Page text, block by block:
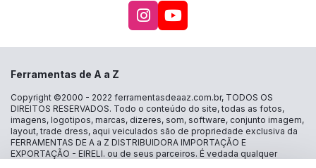
Acesse nosso
Acesse nosso
Ferramentas de A a Z
Copyright ©2000 - 2022 ferramentasdeaaz.com.br, TODOS OS
DIREITOS RESERVADOS. Todo o conteúdo do site, todas as fotos,
imagens, logotipos, marcas, dizeres, som, software, conjunto imagem,
layout, trade dress, aqui veiculados são de propriedade exclusiva da
FERRAMENTAS DE A a Z DISTRIBUIDORA IMPORTAÇÃO E
EXPORTAÇÃO - EIRELI. ou de seus parceiros. É vedada qualquer